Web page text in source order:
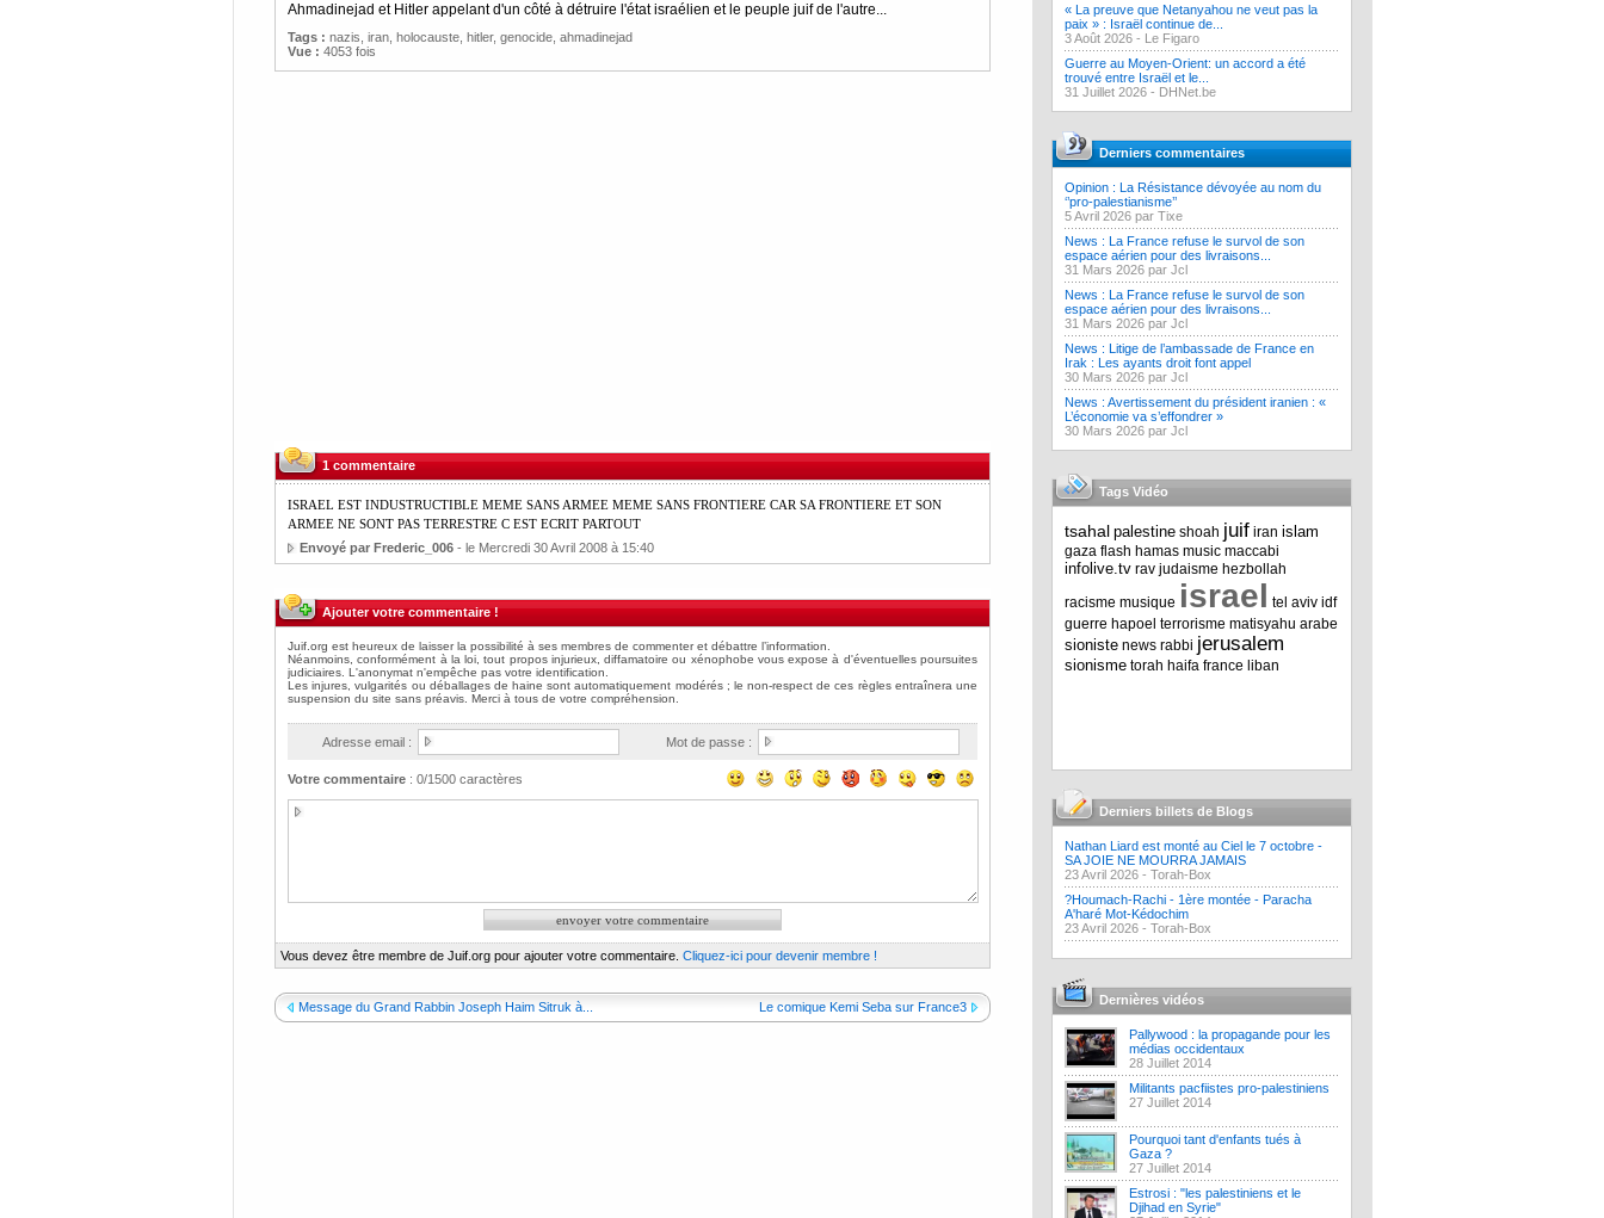
Ahmadinejad et Hitler appelant d'un côté à détruire l'état israélien et le peuple juif de l'autre...
Tags : nazis iran, holocauste, hitler, genocide, ahmadinejad
Vue : 4053 fois
1 commentaire
ISRAEL EST INDUSTRUCTIBLE MEME SANS ARMEE MEME SANS FRONTIERE CAR SA FRONTIERE ET SON
ARMEE NE SONT PAS TERRESTRE C EST ECRIT PARTOUT
Envoyé par Frederic_006- le Mercredi 30 Avril 2008 à 15:40
Ajouter votre commentaire !
Adresse email : Mot de passe :
Votre commentaire: 0/1500 caractères
Vous devez être membre de Juif.org pour ajouter votre commentaire. Cliquez-ici pour devenir membre !
Message du Grand Rabbin Joseph Haim Sitruk à... Le comique Kemi Seba sur France3
« La preuve que Netanyahou ne veut pas la
paix » : Israël continue de...
3 Août 2026 - Le Figaro
Guerre au Moyen-Orient: un accord a été
trouvé entre Israël et le...
31 Juillet 2026 - DHNet.be
Derniers commentaires
Opinion : La Résistance dévoyée au nom du
‘’pro-palestianisme’’
5 Avril 2026 par Tixe
News : La France refuse le survol de son
espace aérien pour des livraisons...
31 Mars 2026 par Jcl
News : La France refuse le survol de son
espace aérien pour des livraisons...
31 Mars 2026 par Jcl
News : Litige de l’ambassade de France en
Irak : Les ayants droit font appel
30 Mars 2026 par Jcl
News : Avertissement du président iranien : «
L’économie va s’effondrer »
30 Mars 2026 par Jcl
Tags Vidéo
tsahal palestine shoah juif iran islam
gaza flash hamas music maccabi
infolive.tv rav judaisme hezbollah
racisme musique israel tel aviv idf
guerre hapoel terrorisme matisyahu arabe
sioniste news rabbi jerusalem
sionisme torah haifa france liban
Derniers billets de Blogs
Nathan Liard est monté au Ciel le 7 octobre -
SA JOIE NE MOURRA JAMAIS
23 Avril 2026 - Torah-Box
?Houmach-Rachi - 1ère montée - Paracha
A'haré Mot-Kédochim
23 Avril 2026 - Torah-Box
Dernières vidéos
Pallywood : la propagande pour les
médias occidentaux
28 Juillet 2014
Militants pacfiistes pro-palestiniens
27 Juillet 2014
Pourquoi tant d'enfants tués à
Gaza ?
27 Juillet 2014
Estrosi : "les palestiniens et le
Djihad en Syrie"